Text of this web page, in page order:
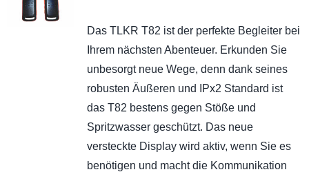
Das TLKR T82 ist der perfekte Begleiter bei
Ihrem nächsten Abenteuer. Erkunden Sie
unbesorgt neue Wege, denn dank seines
robusten Äußeren und IPx2 Standard ist
das T82 bestens gegen Stöße und
Spritzwasser geschützt. Das neue
versteckte Display wird aktiv, wenn Sie es
benötigen und macht die Kommunikation